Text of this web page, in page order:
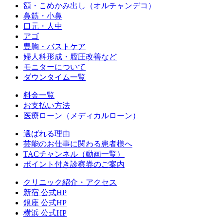
額・こめかみ出し（オルチャンデコ）
鼻筋・小鼻
口元・人中
アゴ
豊胸・バストケア
婦人科形成・膣圧改善など
モニターについて
ダウンタイム一覧
料金一覧
お支払い方法
医療ローン（メディカルローン）
選ばれる理由
芸能のお仕事に関わる患者様へ
TACチャンネル（動画一覧）
ポイント付き診察券のご案内
クリニック紹介・アクセス
新宿 公式HP
銀座 公式HP
横浜 公式HP